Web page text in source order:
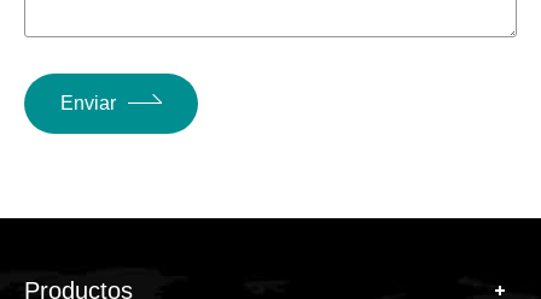
Enviar
Productos